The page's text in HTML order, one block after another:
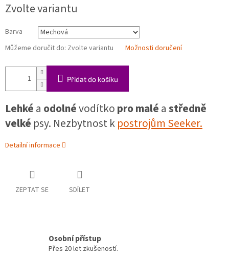
Zvolte variantu
Barva
Můžeme doručit do: Zvolte variantu Možnosti doručení
Přidat do košíku
Lehkéa odolnévodítkopro maléastředně
velké psy. Nezbytnost kpostrojům Seeker.
Detailní informace
ZEPTAT SE SDÍLET
Osobní přístup
Přes 20 let zkušeností.